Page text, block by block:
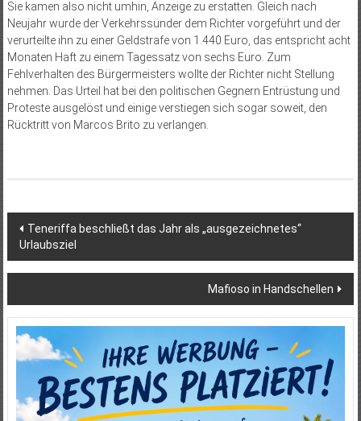
Sie kamen also nicht umhin, Anzeige zu erstatten. Gleich nach
Neujahr wurde der Verkehrssünder dem Richter vorgeführt und der
verurteilte ihn zu einer Geldstrafe von 1.440 Euro, das entspricht acht
Monaten Haft zu einem Tagessatz von sechs Euro. Zum
Fehlverhalten des Bürgermeisters wollte der Richter nicht Stellung
nehmen. Das Urteil hat bei den politischen Gegnern Entrüstung und
Proteste ausgelöst und einige verstiegen sich sogar soweit, den
Rücktritt von Marcos Brito zu verlangen.
Beitragsnavigation
Teneriffa beschließt das Jahr als „ausgezeichnetes“
Urlaubsziel
Mafioso in Handschellen